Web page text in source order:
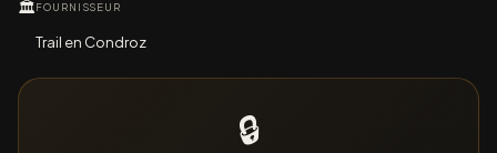
🏛FOURNISSEUR
Trail en Condroz
🔒